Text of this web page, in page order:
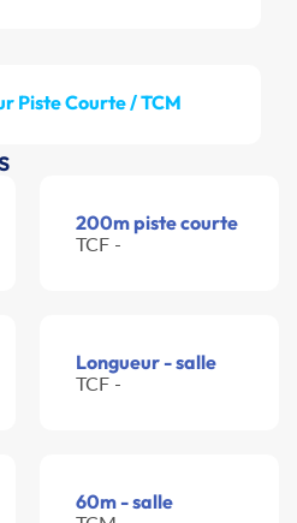
Piste Courte / TCM
200m piste courte
TCF -
Longueur - salle
TCF -
60m - salle